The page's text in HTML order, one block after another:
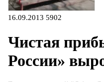
16.09.2013 5902
Чистая
России»